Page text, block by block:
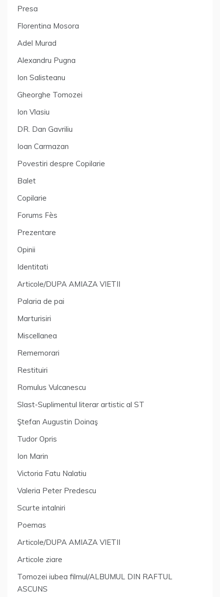
Presa
Florentina Mosora
Adel Murad
Alexandru Pugna
Ion Salisteanu
Gheorghe Tomozei
Ion Vlasiu
DR. Dan Gavriliu
Ioan Carmazan
Povestiri despre Copilarie
Balet
Copilarie
Forums Fès
Prezentare
Opinii
Identitati
Articole/DUPA AMIAZA VIETII
Palaria de pai
Marturisiri
Miscellanea
Rememorari
Restituiri
Romulus Vulcanescu
Slast-Suplimentul literar artistic al ST
Ştefan Augustin Doinaş
Tudor Opris
Ion Marin
Victoria Fatu Nalatiu
Valeria Peter Predescu
Scurte intalniri
Poemas
Articole/DUPA AMIAZA VIETII
Articole ziare
Tomozei iubea filmul/ALBUMUL DIN RAFTUL
ASCUNS